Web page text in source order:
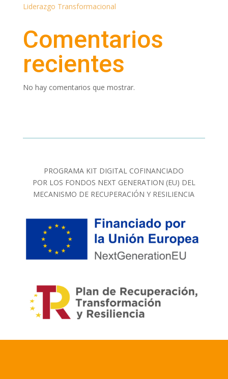
Liderazgo Transformacional
Comentarios
recientes
No hay comentarios que mostrar.
PROGRAMA KIT DIGITAL COFINANCIADO
POR LOS FONDOS NEXT GENERATION (EU) DEL
MECANISMO DE RECUPERACIÓN Y RESILIENCIA